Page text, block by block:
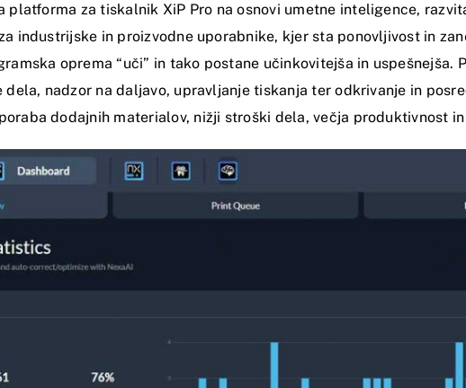
platforma za tiskalnik XiP Pro na osnovi umetne inteligence,
industrijske in proizvodne uporabnike, kjer sta ponovljivost in
oprema “uči” in tako postane učinkovitejša in
nadzor na daljavo, upravljanje tiskanja ter odkrivanje in
dodajnih materialov, nižji stroški dela, večja produktivnost